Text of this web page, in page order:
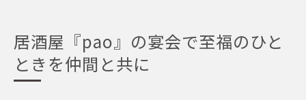
居酒屋『pao』の宴会で至福のひと
ときを仲間と共に